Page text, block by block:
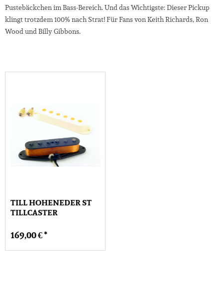
Pustebäckchen im Bass-Bereich. Und das Wichtigste: Dieser Pickup
klingt trotzdem 100% nach Strat! Für Fans von Keith Richards, Ron
Wood und Billy Gibbons.
TILL HOHENEDER ST
TILLCASTER
169,00 € *